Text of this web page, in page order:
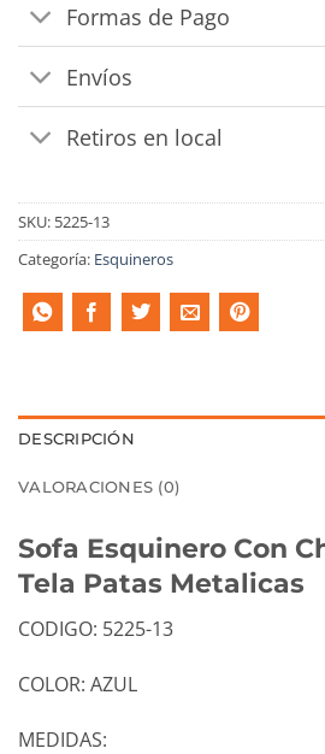
Formas de Pago
Envíos
Retiros en local
SKU: 5225-13
Categoría: Esquineros
DESCRIPCIÓN
VALORACIONES (0)
Sofa Esquinero Con
Tela Patas Metalicas
CODIGO: 5225-13
COLOR: AZUL
MEDIDAS: